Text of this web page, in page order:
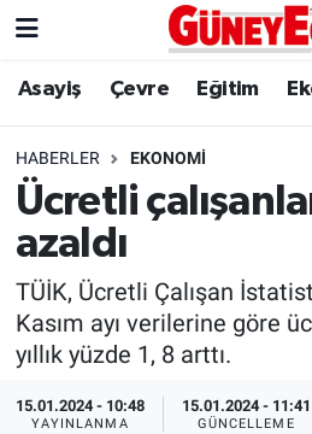
Asayiş Çevre Eğitim
HABERLER EKONOMI
Ücretli
azaldı
TÜİK, Ücretli Çalışan
Kasım ayı verilerine göre
yıllık yüzde 1, 8 arttı.
15.01.2024 - 10:48
YAYINLANMA
15.01.2024 - 11:41
GÜNCELLEME
Asayiş
Çevre
Eğitim
Ekonomi
Gündem
Kültür Sanat
İstanbul Hava Durumu
İstanbul Trafik Yoğunluk
Süper Lig Puan Durumu
Tüm Manşetler
Son Dakika Haberleri
Haber Arşivi